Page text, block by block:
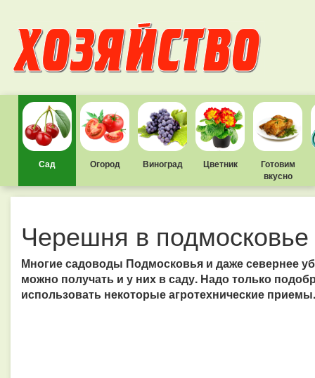
Сад Огород Виноград Цветник
Готовим
вкусно
Черешня в подмосковье
Многие садоводы Подмосковья и даже севернее
можно получать и у них в саду. Надо только
использовать некоторые агротехнические приемы.